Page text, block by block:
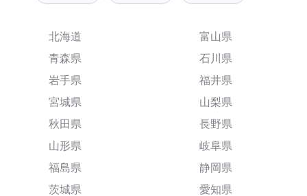
北海道
青森県
岩手県
宮城県
秋田県
山形県
福島県
茨城県
富山県
石川県
福井県
山梨県
長野県
岐阜県
静岡県
愛知県